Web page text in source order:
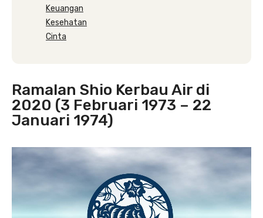
Keuangan
Kesehatan
Cinta
Ramalan Shio Kerbau Air di
2020 (3 Februari 1973 – 22
Januari 1974)